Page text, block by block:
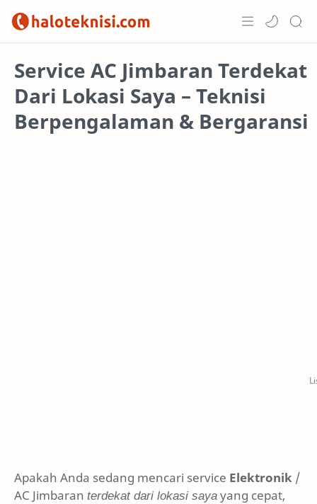
Projects
Service AC Jimbaran Terdekat
Dari Lokasi Saya – Teknisi
Berpengalaman & Bergaransi
Apakah Anda sedang mencari service Elektronik /
AC Jimbaran terdekat dari lokasi sayayang cepat,